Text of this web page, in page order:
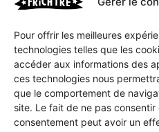
Pour offrir les meilleures
technologies telles que les
accéder aux informations des
ces technologies nous
que le comportement de
site. Le fait de ne pas consentir
consentement peut avoir un
Politique de
CGV
Mon compte
Mon Panier